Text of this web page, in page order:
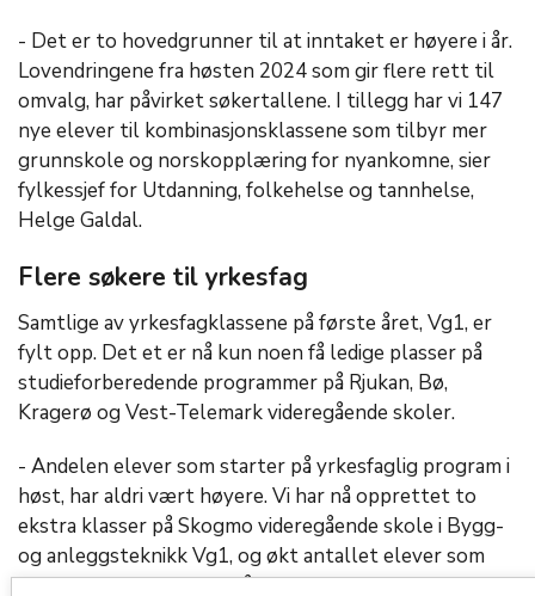
- Det er to hovedgrunner til at inntaket er høyere i år.
Lovendringene fra høsten 2024 som gir flere rett til
omvalg, har påvirket søkertallene. I tillegg har vi 147
nye elever til kombinasjonsklassene som tilbyr mer
grunnskole og norskopplæring for nyankomne, sier
fylkessjef for Utdanning, folkehelse og tannhelse,
Helge Galdal.
Flere søkere til yrkesfag
Samtlige av yrkesfagklassene på første året, Vg1, er
fylt opp. Det et er nå kun noen få ledige plasser på
studieforberedende programmer på Rjukan, Bø,
Kragerø og Vest-Telemark videregående skoler.
- Andelen elever som starter på yrkesfaglig program i
høst, har aldri vært høyere. Vi har nå opprettet to
ekstra klasser på Skogmo videregående skole i Bygg-
og anleggsteknikk Vg1, og økt antallet elever som
tas inn i flere klasser for å sikre alle et tilbud, sier